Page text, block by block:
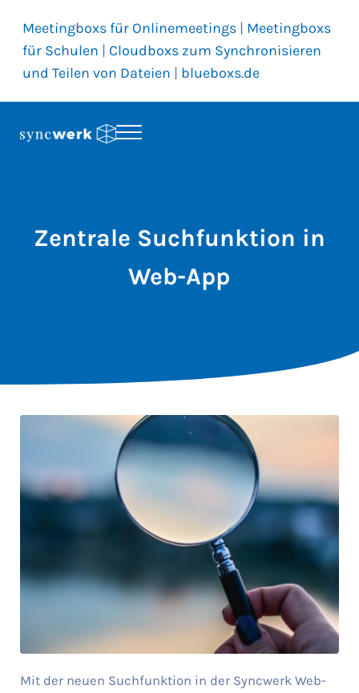
Meetingboxs für Onlinemeetings | Meetingboxs
für Schulen | Cloudboxs zum Synchronisieren
und Teilen von Dateien | blueboxs.de
Menu
Zentrale Suchfunktion in
Web-App
Mit der neuen Suchfunktion in der Syncwerk Web-